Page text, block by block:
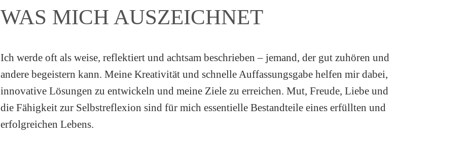
WAS MICH AUSZEICHNET
Ich werde oft als weise, reflektiert und achtsam beschrieben – jemand, der gut zuhören und
andere begeistern kann. Meine Kreativität und schnelle Auffassungsgabe helfen mir dabei,
innovative Lösungen zu entwickeln und meine Ziele zu erreichen. Mut, Freude, Liebe und
die Fähigkeit zur Selbstreflexion sind für mich essentielle Bestandteile eines erfüllten und
erfolgreichen Lebens.